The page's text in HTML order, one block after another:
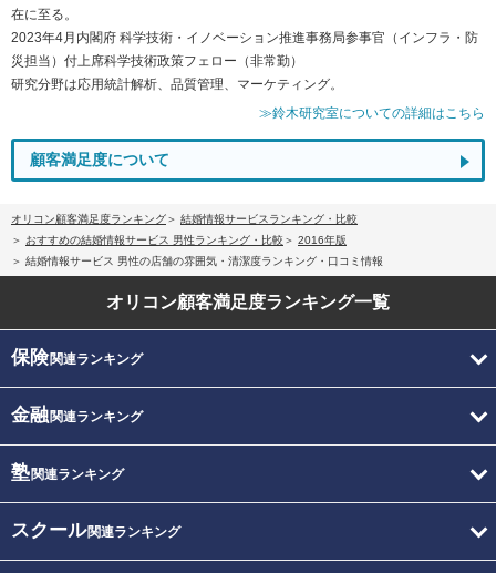
在に至る。
2023年4月内閣府 科学技術・イノベーション推進事務局参事官（インフラ・防
災担当）付上席科学技術政策フェロー（非常勤）
研究分野は応用統計解析、品質管理、マーケティング。
≫鈴木研究室についての詳細はこちら
顧客満足度について
オリコン顧客満足度ランキング
結婚情報サービスランキング・比較
おすすめの結婚情報サービス 男性ランキング・比較
2016年版
結婚情報サービス 男性の店舗の雰囲気・清潔度ランキング・口コミ情報
オリコン顧客満足度ランキング一覧
保険関連ランキング
金融関連ランキング
塾関連ランキング
スクール関連ランキング